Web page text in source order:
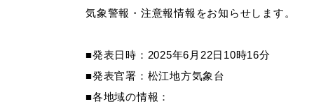
気象警報・注意報情報をお知らせします。
■発表日時：2025年6月22日10時16分
■発表官署：松江地方気象台
■各地域の情報：